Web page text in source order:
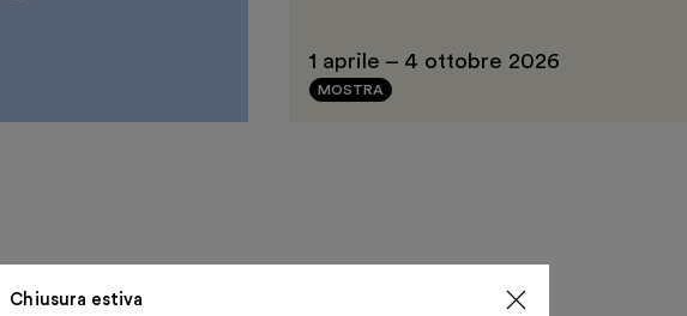
1 aprile – 4 ottobre 2026
MOSTRA
Chiusura estiva